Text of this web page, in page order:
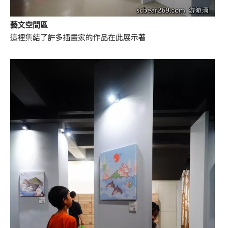
藝文空間區
這裡集結了許多插畫家的作品在此展示著